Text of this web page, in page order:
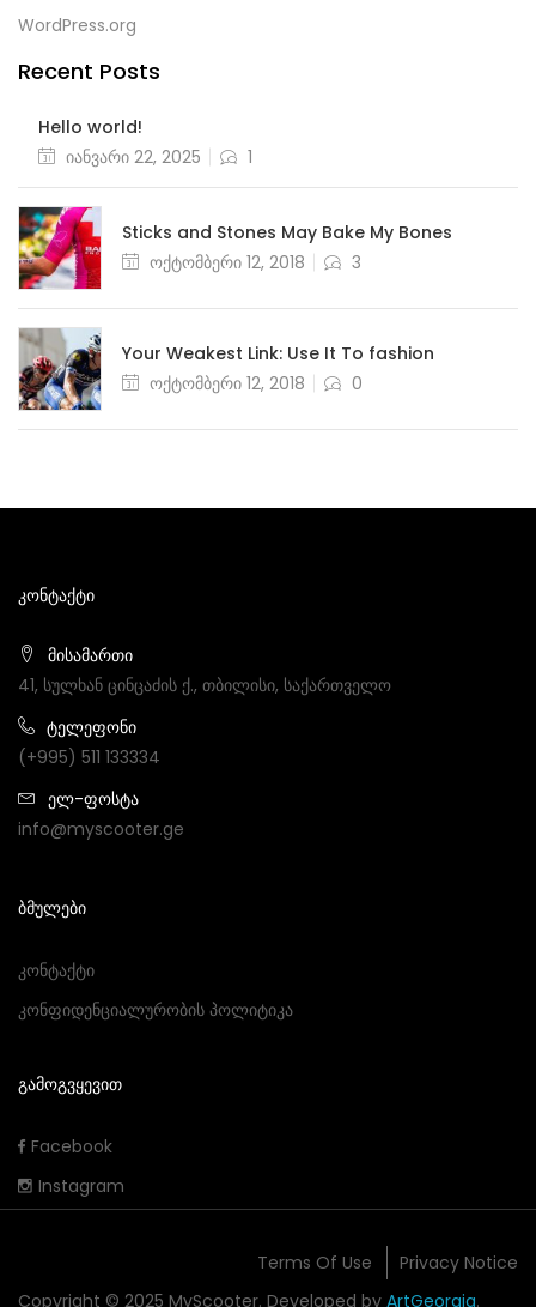
WordPress.org
Recent Posts
Hello world!
Posted
იანვარი 22, 2025 1
Sticks and Stones May Bake My Bones
Posted
ოქტომბერი 12, 2018 3
Your Weakest Link: Use It To fashion
Posted
ოქტომბერი 12, 2018 0
ᲙᲝᲜᲢᲐᲥᲢᲘ
მისამართი
41, სულხან ცინცაძის ქ., თბილისი, საქართველო
ტელეფონი
(+995) 511 133334
ელ-ფოსტა
info@myscooter.ge
ᲑᲛᲣᲚᲔᲑᲘ
Კონტაქტი
Კონფიდენციალურობის Პოლიტიკა
ᲒᲐᲛᲝᲒᲕᲧᲔᲕᲘᲗ
Facebook
Instagram
Copyright © 2025 MyScooter. Developed by ArtGeorgia.
Terms Of Use Privacy Notice